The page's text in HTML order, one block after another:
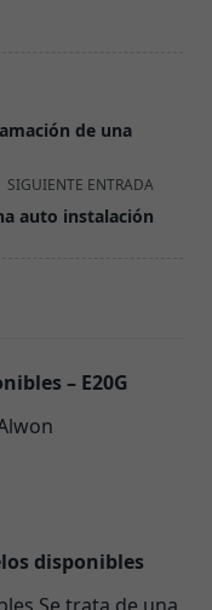
de una
SIGUIENTE ENTRADA
auto instalación
– E20G
disponibles